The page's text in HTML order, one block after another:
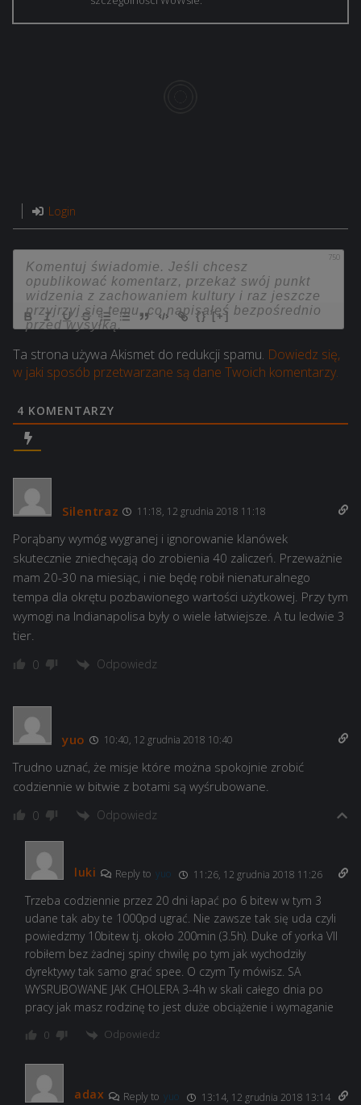
Login
750
{} [+]
Ta strona używa Akismet do redukcji spamu. Dowiedz się,
w jaki sposób przetwarzane są dane Twoich komentarzy.
4 KOMENTARZY
Silentraz 11:18, 12 grudnia 2018 11:18
Porąbany wymóg wygranej i ignorowanie klanówek
skutecznie zniechęcają do zrobienia 40 zaliczeń. Przeważnie
mam 20-30 na miesiąc, i nie będę robił nienaturalnego
tempa dla okrętu pozbawionego wartości użytkowej. Przy tym
wymogi na Indianapolisa były o wiele łatwiejsze. A tu ledwie 3
tier.
0 Odpowiedz
yuo 10:40, 12 grudnia 2018 10:40
Trudno uznać, że misje które można spokojnie zrobić
codziennie w bitwie z botami są wyśrubowane.
0 Odpowiedz
luki Reply to yuo 11:26, 12 grudnia 2018 11:26
Trzeba codziennie przez 20 dni łapać po 6 bitew w tym 3
udane tak aby te 1000pd ugrać. Nie zawsze tak się uda czyli
powiedzmy 10bitew tj. około 200min (3.5h). Duke of yorka VII
robiłem bez żadnej spiny chwilę po tym jak wychodziły
dyrektywy tak samo grać spee. O czym Ty mówisz. SA
WYSRUBOWANE JAK CHOLERA 3-4h w skali całego dnia po
pracy jak masz rodzinę to jest duże obciążenie i wymaganie
0 Odpowiedz
adax Reply to yuo 13:14, 12 grudnia 2018 13:14